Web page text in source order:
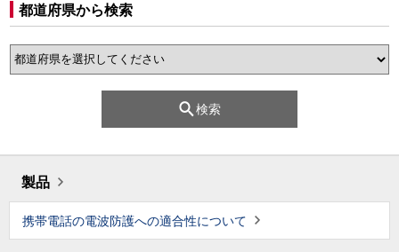
都道府県から検索
検索
製品
携帯電話の電波防護への適合性について